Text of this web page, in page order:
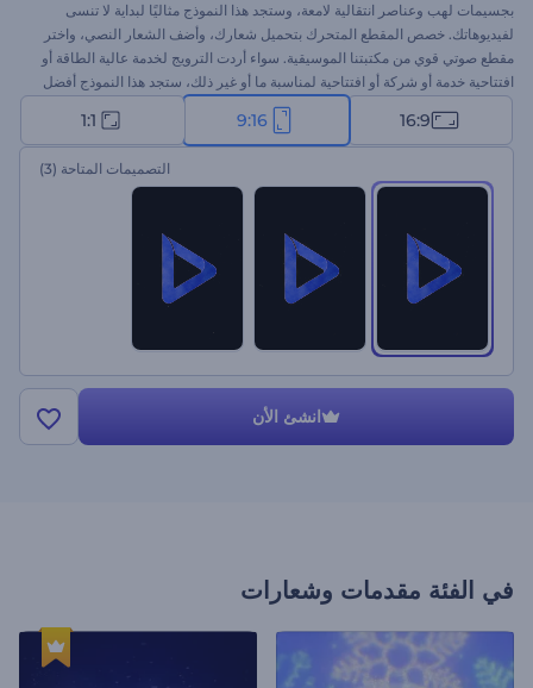
بجسيمات لهب وعناصر انتقالية لامعة، وستجد هذا النموذج مثاليًا لبداية لا تنسى
لفيديوهاتك. خصص المقطع المتحرك بتحميل شعارك، وأضف الشعار النصي، واختر
مقطع صوتي قوي من مكتبتنا الموسيقية. سواء أردت الترويج لخدمة عالية الطاقة أو
افتتاحية خدمة أو شركة أو افتتاحية لمناسبة ما أو غير ذلك، ستجد هذا النموذج أفضل
16:9
9:16
1:1
التصميمات المتاحة (3)
انشئ الأن
في الفئة مقدمات وشعارات